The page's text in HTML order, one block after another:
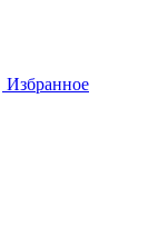
Избранное